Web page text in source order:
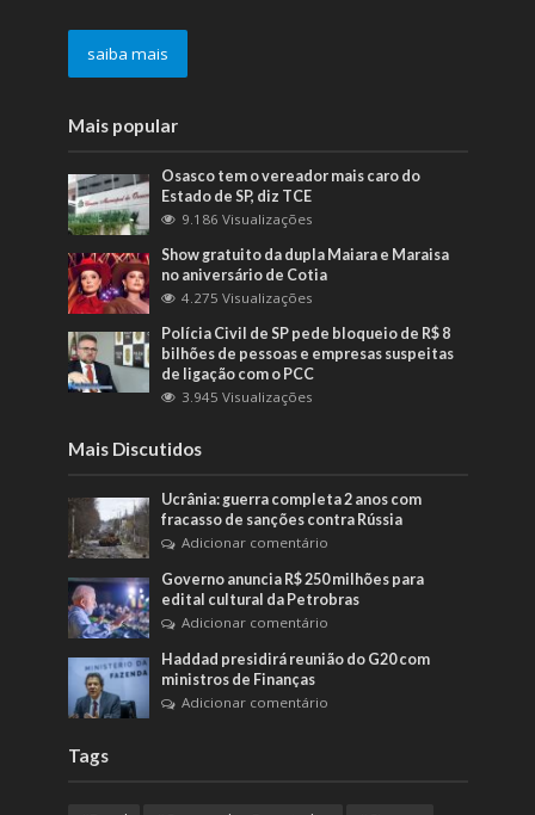
saiba mais
Mais popular
Osasco tem o vereador mais caro do
Estado de SP, diz TCE
9.186 Visualizações
Show gratuito da dupla Maiara e Maraisa
no aniversário de Cotia
4.275 Visualizações
Polícia Civil de SP pede bloqueio de R$ 8
bilhões de pessoas e empresas suspeitas
de ligação com o PCC
3.945 Visualizações
Mais Discutidos
Ucrânia: guerra completa 2 anos com
fracasso de sanções contra Rússia
Adicionar comentário
Governo anuncia R$ 250 milhões para
edital cultural da Petrobras
Adicionar comentário
Haddad presidirá reunião do G20 com
ministros de Finanças
Adicionar comentário
Tags